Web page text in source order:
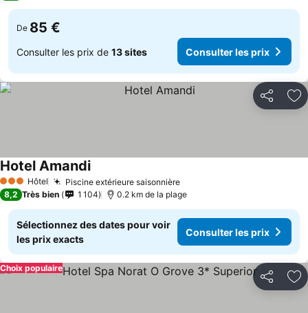
De 85 €
Consulter les prix de 13 sites Consulter les prix
Partager
3 ÉtoilesHôtel Piscine extérieure saisonnièreConsulter les prix
Hotel AmandiConsulter les prix
8,2 Très bien 1 104 0.2 km de la plage
Sélectionnez des dates pour voir
les prix exacts
Consulter les prix
Partager
Choix populaire